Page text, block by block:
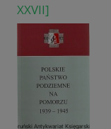
XXVII]